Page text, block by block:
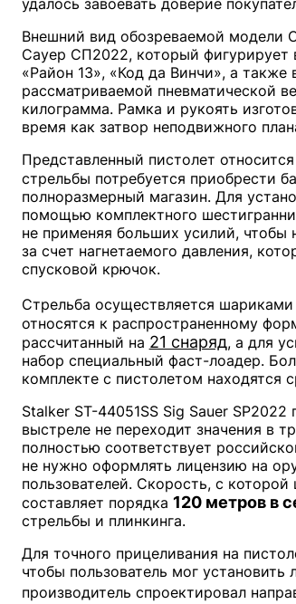
Внешний вид обозреваемой модели
Сауер СП2022, который фигурирует
«Район 13», «Код да Винчи», а
рассматриваемой пневматической
килограмма. Рамка и рукоять
время как затвор неподвижного
Представленный пистолет
стрельбы потребуется приобрести
полноразмерный магазин. Для
помощью комплектного
не применяя больших усилий, чтобы
за счет нагнетаемого давления,
спусковой крючок.
Стрельба осуществляется шариками
относятся к распространенному
рассчитанный на 21 снаряд, а для
набор специальный фаст-лоадер.
комплекте с пистолетом находятся
Stalker ST-44051SS Sig Sauer
выстреле не переходит значения в
полностью соответствует
не нужно оформлять лицензию на
пользователей. Скорость, с
составляет порядка 120 метров в
стрельбы и плинкинга.
Для точного прицеливания на
чтобы пользователь мог
производитель спроектировал